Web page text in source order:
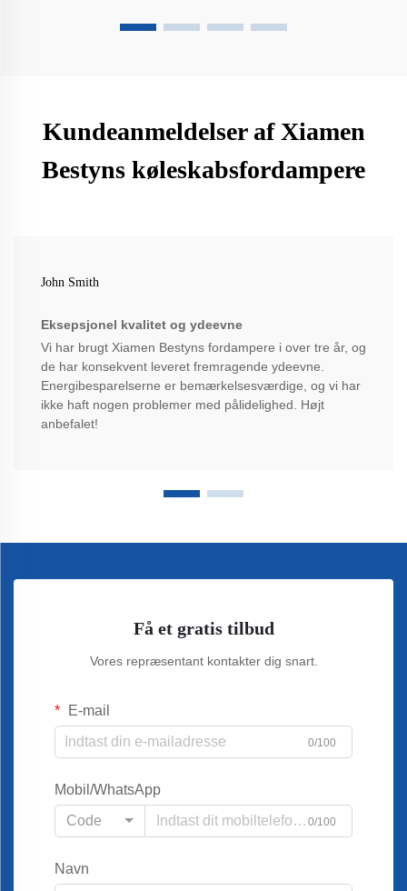
Kundeanmeldelser af Xiamen
Bestyns køleskabsfordampere
John Smith
Eksepsjonel kvalitet og ydeevne
Vi har brugt Xiamen Bestyns fordampere i over tre år, og
de har konsekvent leveret fremragende ydeevne.
Energibesparelserne er bemærkelsesværdige, og vi har
ikke haft nogen problemer med pålidelighed. Højt
anbefalet!
Få et gratis tilbud
Vores repræsentant kontakter dig snart.
E-mail
0/100
Mobil/WhatsApp
Code
0/100
Navn